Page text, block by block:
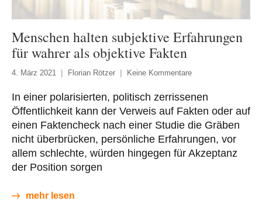
Menschen halten subjektive Erfahrungen
für wahrer als objektive Fakten
4. März 2021 Florian Rötzer Keine Kommentare
In einer polarisierten, politisch zerrissenen
Öffentlichkeit kann der Verweis auf Fakten oder auf
einen Faktencheck nach einer Studie die Gräben
nicht überbrücken, persönliche Erfahrungen, vor
allem schlechte, würden hingegen für Akzeptanz
der Position sorgen
mehr lesen